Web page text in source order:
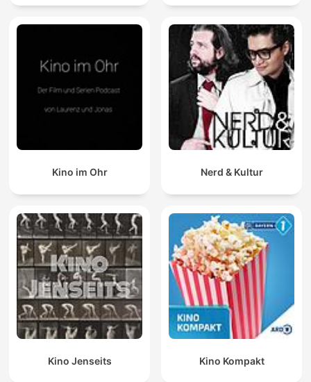
Kino im Ohr Nerd & Kultur
Kino Jenseits Kino Kompakt